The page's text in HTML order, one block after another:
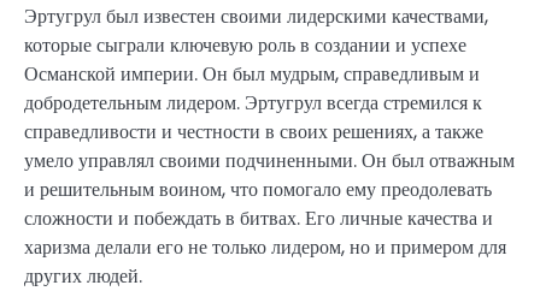
Эртугрул был известен своими лидерскими качествами,
которые сыграли ключевую роль в создании и успехе
Османской империи. Он был мудрым, справедливым и
добродетельным лидером. Эртугрул всегда стремился к
справедливости и честности в своих решениях, а также
умело управлял своими подчиненными. Он был отважным
и решительным воином, что помогало ему преодолевать
сложности и побеждать в битвах. Его личные качества и
харизма делали его не только лидером, но и примером для
других людей.